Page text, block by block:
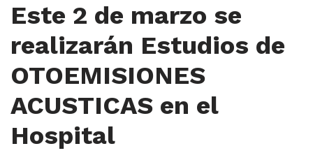
Este 2 de marzo se
realizarán Estudios de
OTOEMISIONES
ACUSTICAS en el
Hospital